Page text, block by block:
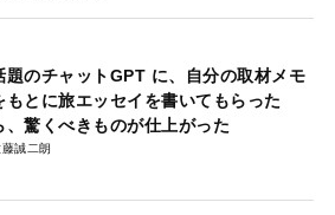
題のチャットGPT に、自分の取材メモ
もとに旅エッセイを書いてもらった
、驚くべきものが仕上がった
藤誠二朗